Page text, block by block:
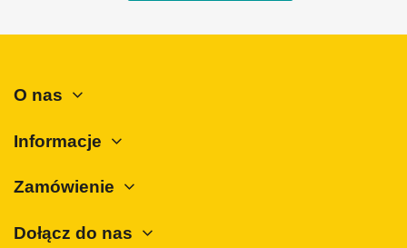
Rover
Skoda
O nas
Informacje
Zamówienie
Dołącz do nas